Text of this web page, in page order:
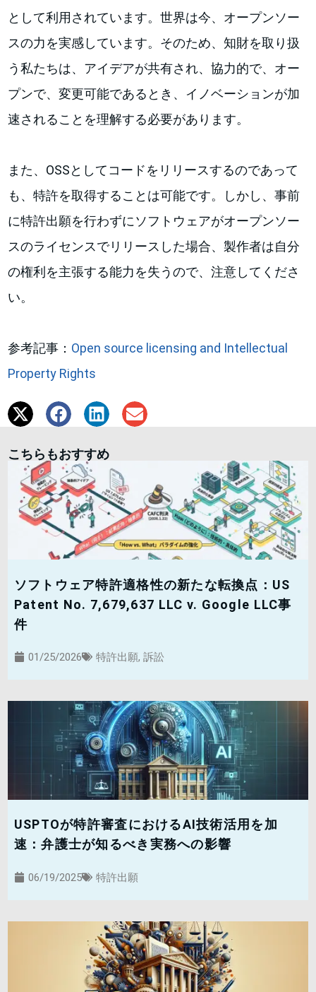
として利用されています。世界は今、オープンソー
スの力を実感しています。そのため、知財を取り扱
う私たちは、アイデアが共有され、協力的で、オー
プンで、変更可能であるとき、イノベーションが加
速されることを理解する必要があります。
また、OSSとしてコードをリリースするのであって
も、特許を取得することは可能です。しかし、事前
に特許出願を行わずにソフトウェアがオープンソー
スのライセンスでリリースした場合、製作者は自分
の権利を主張する能力を失うので、注意してくださ
い。
参考記事： Open source licensing and Intellectual
Property Rights
こちらもおすすめ
ソフトウェア特許適格性の新たな転換点：US
Patent No. 7,679,637 LLC v. Google LLC事
件
01/25/2026 特許出願, 訴訟
USPTOが特許審査におけるAI技術活用を加
速：弁護士が知るべき実務への影響
06/19/2025 特許出願